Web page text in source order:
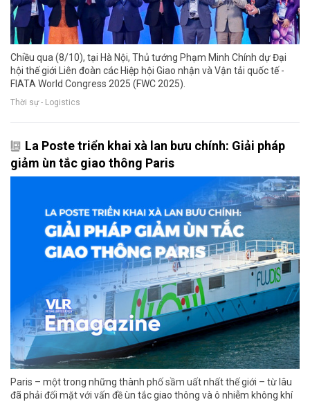
Chiều qua (8/10), tại Hà Nội, Thủ tướng Phạm Minh Chính dự Đại
hội thế giới Liên đoàn các Hiệp hội Giao nhận và Vận tải quốc tế -
FIATA World Congress 2025 (FWC 2025).
Thời sự - Logistics
La Poste triển khai xà lan bưu chính: Giải pháp
giảm ùn tắc giao thông Paris
Paris – một trong những thành phố sầm uất nhất thế giới – từ lâu
đã phải đối mặt với vấn đề ùn tắc giao thông và ô nhiễm không khí